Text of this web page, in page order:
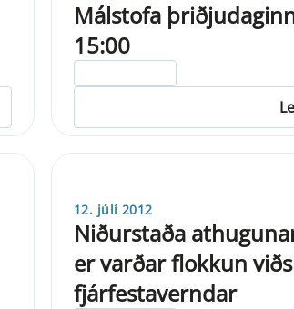
Málstofa
15:00
12. júlí 2012
Niðurstaða
er varðar flokkun
fjárfestaverndar